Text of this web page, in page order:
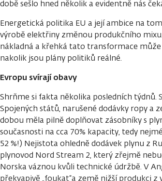
době sešlo hned několik a evidentně nás
Energetická politika EU a její ambice na
výrobě elektřiny změnou produkčního
nákladná a křehká tato transformace
nakolik jsou plány politiků reálné.
Evropu svírají obavy
Shrňme si fakta několika posledních
Spojených států, narušené dodávky ropy a
dobou měla pilně doplňovat zásobníky s
současnosti na cca 70% kapacity, tedy
52 %!) Nejistota ohledně dodávek plynu z
plynovod Nord Stream 2, který zřejmě
Norska váznou kvůli technické údržbě. V
překvapivě „foukat“a země nižší produkci